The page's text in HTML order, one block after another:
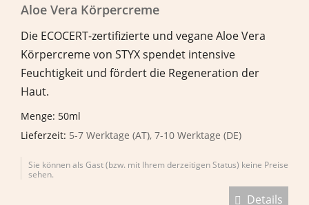
Aloe Vera Körpercreme
Die ECOCERT-zertifizierte und vegane Aloe Vera
Körpercreme von STYX spendet intensive
Feuchtigkeit und fördert die Regeneration der
Haut.
Menge: 50ml
Lieferzeit: 5-7 Werktage (AT), 7-10 Werktage (DE)
Sie können als Gast (bzw. mit Ihrem derzeitigen Status) keine Preise
sehen.
Details